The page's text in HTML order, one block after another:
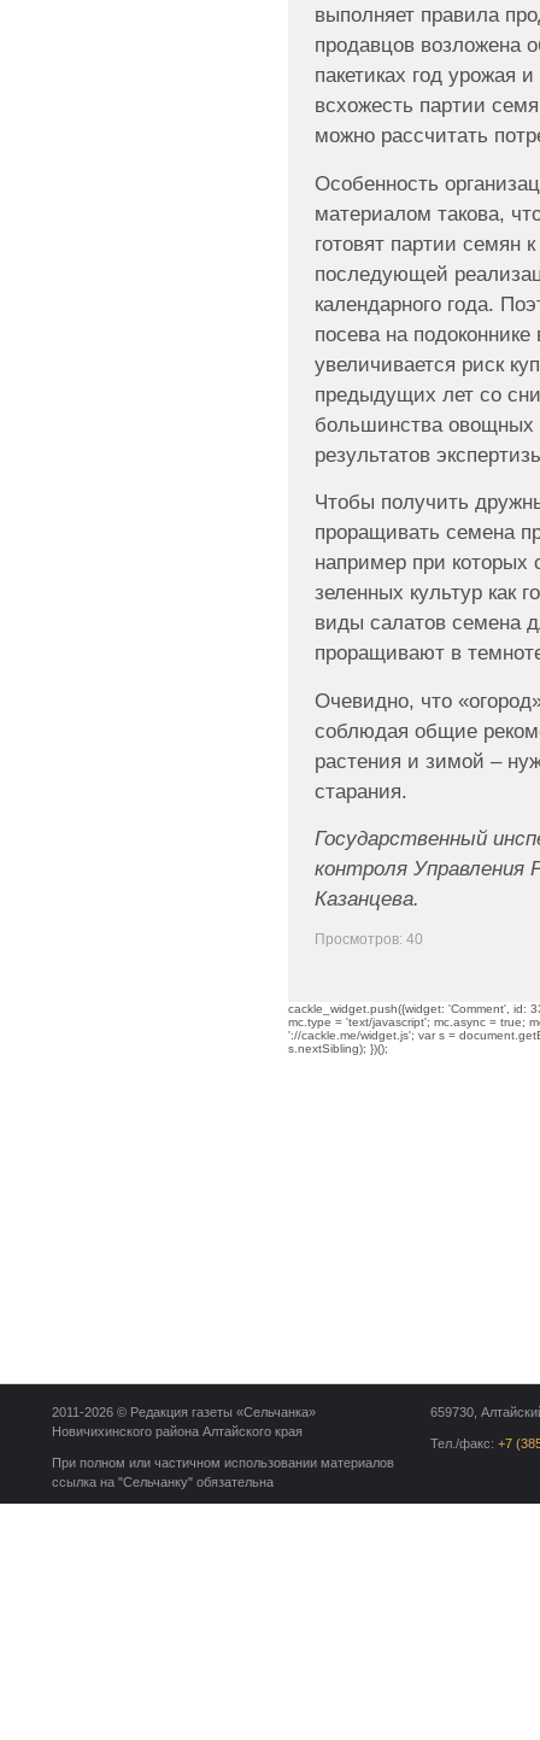
выполняет правила
продавцов возложена
пакетиках год урожая
всхожесть партии
можно рассчитать
Особенность
материалом такова,
готовят партии семян
последующей
календарного года.
посева на
увеличивается риск
предыдущих лет со
большинства овощных
результатов
Чтобы получить
проращивать семена
например при которых
зеленных культур как
виды салатов семена
проращивают в
Очевидно, что
соблюдая общие
растения и зимой –
старания.
Государственный
контроля Управления
Казанцева.
Просмотров: 40
cackle_widget.push({widget: 'Comment', id:
mc.type = 'text/javascript'; mc.async = true;
'://cackle.me/widget.js'; var s =
s.nextSibling); })();
659730,
Тел./факс: +7
2011-2026 © Редакция газеты «Сельчанка»
Новичихинского района Алтайского края
При полном или частичном использовании материалов
ссылка на "Сельчанку" обязательна